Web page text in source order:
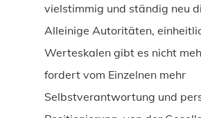
vielstimmig und ständig neu
Alleinige Autoritäten,
Werteskalen gibt es nicht
fordert vom Einzelnen mehr
Selbstverantwortung und